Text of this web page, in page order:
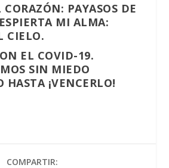
PAYASOS DE
MI ALMA:
CIELO.
EL COVID-19.
SIN MIEDO
HASTA ¡VENCERLO!
COMPARTIR: